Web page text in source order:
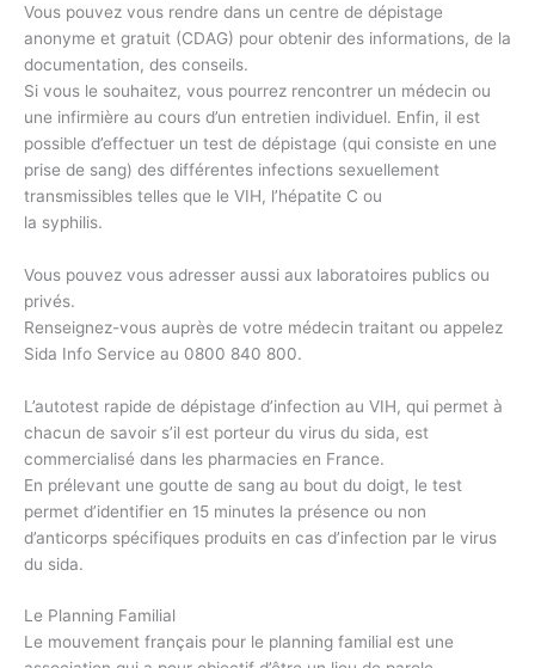
Vous pouvez vous rendre dans un centre de dépistage
anonyme et gratuit (CDAG) pour obtenir des informations, de la
documentation, des conseils.
Si vous le souhaitez, vous pourrez rencontrer un médecin ou
une infirmière au cours d’un entretien individuel. Enfin, il est
possible d’effectuer un test de dépistage (qui consiste en une
prise de sang) des différentes infections sexuellement
transmissibles telles que le VIH, l’hépatite C ou
la syphilis.
Vous pouvez vous adresser aussi aux laboratoires publics ou
privés.
Renseignez-vous auprès de votre médecin traitant ou appelez
Sida Info Service au 0800 840 800.
L’autotest rapide de dépistage d’infection au VIH, qui permet à
chacun de savoir s’il est porteur du virus du sida, est
commercialisé dans les pharmacies en France.
En prélevant une goutte de sang au bout du doigt, le test
permet d’identifier en 15 minutes la présence ou non
d’anticorps spécifiques produits en cas d’infection par le virus
du sida.
Le Planning Familial
Le mouvement français pour le planning familial est une